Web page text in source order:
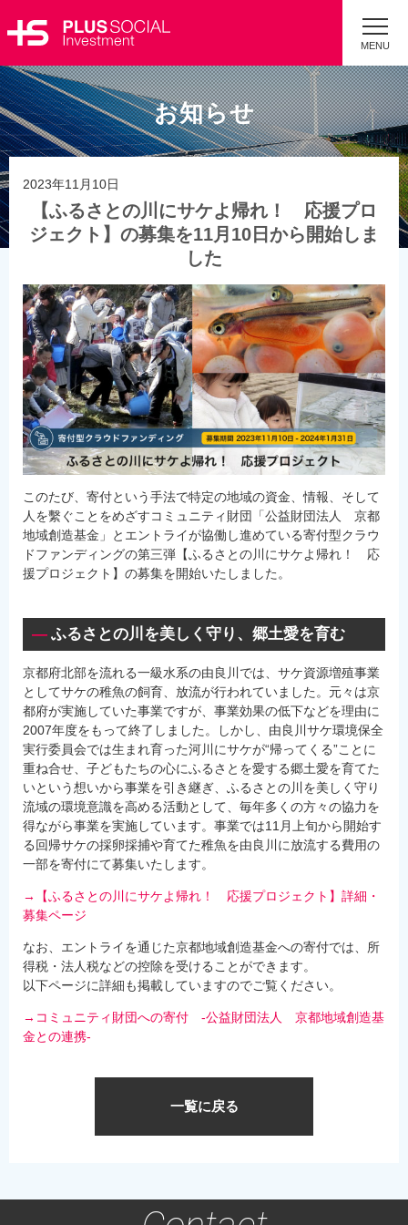
MENU
お知らせ
2023年11月10日
【ふるさとの川にサケよ帰れ！ 応援プロ
ジェクト】の募集を11月10日から開始しま
した
このたび、寄付という手法で特定の地域の資金、情報、そして
人を繫ぐことをめざすコミュニティ財団「公益財団法人 京都
地域創造基金」とエントライが協働し進めている寄付型クラウ
ドファンディングの第三弾【ふるさとの川にサケよ帰れ！ 応
援プロジェクト】の募集を開始いたしました。
ふるさとの川を美しく守り、郷土愛を育む
京都府北部を流れる一級水系の由良川では、サケ資源増殖事業
としてサケの稚魚の飼育、放流が行われていました。元々は京
都府が実施していた事業ですが、事業効果の低下などを理由に
2007年度をもって終了しました。しかし、由良川サケ環境保全
実行委員会では生まれ育った河川にサケが“帰ってくる”ことに
重ね合せ、子どもたちの心にふるさとを愛する郷土愛を育てた
いという想いから事業を引き継ぎ、ふるさとの川を美しく守り
流域の環境意識を高める活動として、毎年多くの方々の協力を
得ながら事業を実施しています。事業では11月上旬から開始す
る回帰サケの採卵採捕や育てた稚魚を由良川に放流する費用の
一部を寄付にて募集いたします。
→【ふるさとの川にサケよ帰れ！ 応援プロジェクト】詳細・
募集ページ
なお、エントライを通じた京都地域創造基金への寄付では、所
得税・法人税などの控除を受けることができます。
以下ページに詳細も掲載していますのでご覧ください。
→コミュニティ財団への寄付 -公益財団法人 京都地域創造基
金との連携-
一覧に戻る